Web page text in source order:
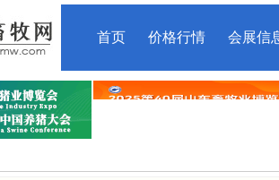
首页 价格行情 会展信